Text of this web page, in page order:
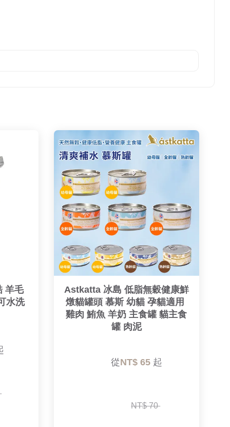
羊毛
水洗
Astkatta 冰島 低脂無穀健康鮮
燉貓罐頭 慕斯 幼貓 孕貓適用
雞肉 鮪魚 羊奶 主食罐 貓主食
罐 肉泥
        從
NT$ 65 起
NT$ 70